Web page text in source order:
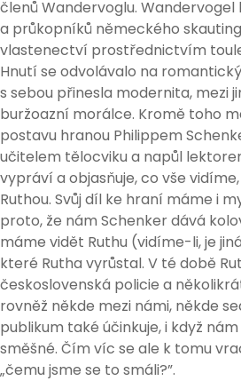
členů Wandervoglu.
a průkopníků německého
vlastenectví prostřednictvím
Hnutí se odvolávalo na
s sebou přinesla modernita, mezi
buržoazní morálce. Kromě toho
postavu hranou Philippem
učitelem tělocviku a napůl
vypráví a objasňuje, co vše
Ruthou. Svůj díl ke hraní máme i
proto, že nám Schenker dává
máme vidět Ruthu (vidíme-li, je
které Rutha vyrůstal. V té době
československá policie a
rovněž někde mezi námi, někde
publikum také účinkuje, i když
směšné. Čím víc se ale k tomu
„čemu jsme se to smáli?”.